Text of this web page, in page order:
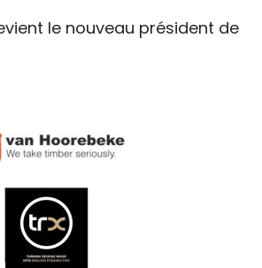
le nouveau président de